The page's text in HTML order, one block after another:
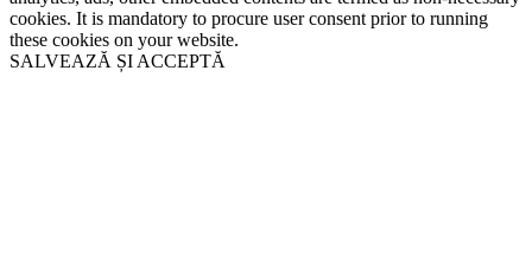
cookies. It is mandatory to procure user consent prior to running
these cookies on your website.
SALVEAZĂ ȘI ACCEPTĂ